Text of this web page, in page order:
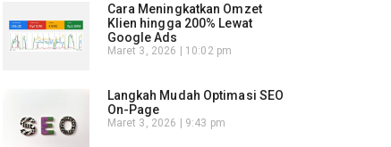
Cara Meningkatkan Omzet
Klien hingga 200% Lewat
Google Ads
Maret 3, 2026 10:02 pm
Langkah Mudah Optimasi SEO
On-Page
Maret 3, 2026 9:43 pm